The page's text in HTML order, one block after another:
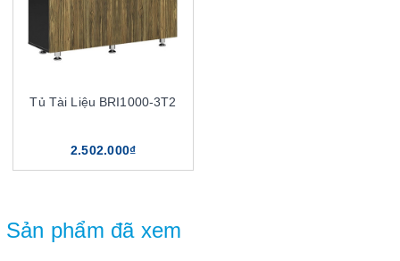
Tủ Tài Liệu BRI1000-3T2
2.502.000₫
Sản phẩm đã xem